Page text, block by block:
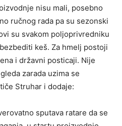
nisu mali, posebno
ručnog rada pa su sezonski
su svakom poljoprivredniku
keš. Za hmelj postoji
i državni posticaji. Nije
zarada uzima se
Struhar i dodaje:
sputava ratare da se